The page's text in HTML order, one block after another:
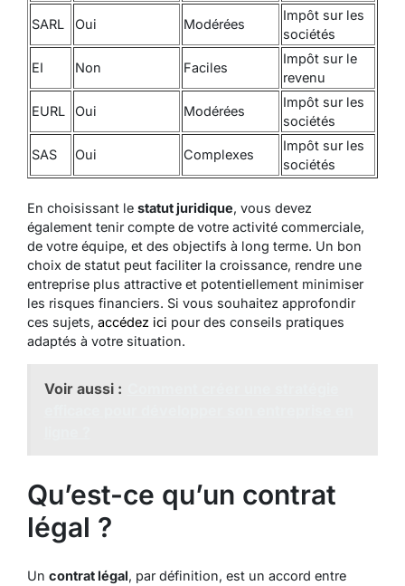
SARL Oui Modérées
Impôt sur les
sociétés
EI Non Faciles
Impôt sur le
revenu
EURL Oui Modérées
Impôt sur les
sociétés
SAS Oui Complexes
Impôt sur les
sociétés
En choisissant le statut juridique, vous devez
également tenir compte de votre activité commerciale,
de votre équipe, et des objectifs à long terme. Un bon
choix de statut peut faciliter la croissance, rendre une
entreprise plus attractive et potentiellement minimiser
les risques financiers. Si vous souhaitez approfondir
ces sujets, accédez ici pour des conseils pratiques
adaptés à votre situation.
Voir aussi :
Qu’est-ce qu’un contrat
légal ?
Un contrat légal, par définition, est un accord entre